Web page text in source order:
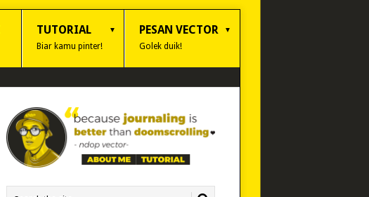
TUTORIAL
Biar kamu pinter!
PESAN VECTOR
Golek duik!